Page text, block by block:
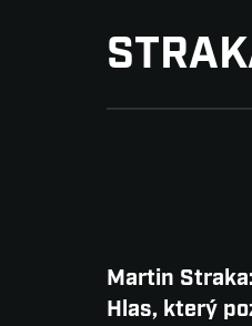
Martin
Hlas, který